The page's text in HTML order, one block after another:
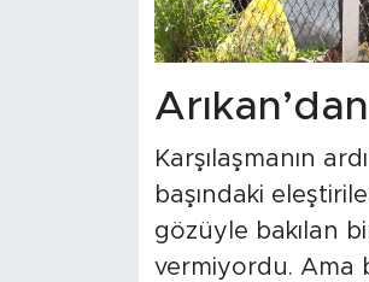
Karşılaşmanın
başındaki
gözüyle bakılan
vermiyordu. Ama